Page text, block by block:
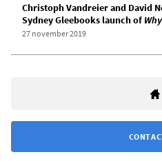
Christoph Vandreier and David
Sydney Gleebooks launch of
27 november 2019